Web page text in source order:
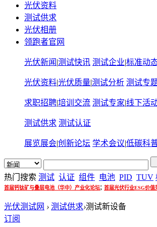
光伏资料
测试供求
光伏相册
领跑者官网
光伏新闻 |测试快讯 测试企业|标准动
光伏资料|光伏质量|测试分析 测试专
求职招聘|培训交流 测试专家|线下活
测试供求 测试认证
展览展会|创新论坛 学术会议|低碳科
热门搜索 测试 认证 组件 电池 PID TUV
首届钙钛矿与叠层电池（华中）产业化论坛; 首届光伏行业ESG价值
光伏测试网 › 测试供求›测试新设备
订阅